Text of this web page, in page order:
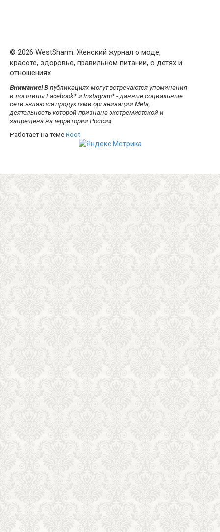
© 2026 WestSharm: Женский журнал о моде,
красоте, здоровье, правильном питании, о детях и
отношениях
Внимание!В публикациях могут встречаются упоминания
и логотипы Facebook* и Instagram* - данные социальные
сети являются продуктами организации Meta,
деятельность которой признана экстремистской и
запрещена на территории России
Работает на темеRoot